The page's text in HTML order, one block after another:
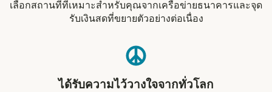
เลือกสถานที่ที่เหมาะสำหรับคุณจากเครือข่ายธนาคารและจุด
รับเงินสดที่ขยายตัวอย่างต่อเนื่อง
ได้รับความไว้วางใจจากทั่วโลก